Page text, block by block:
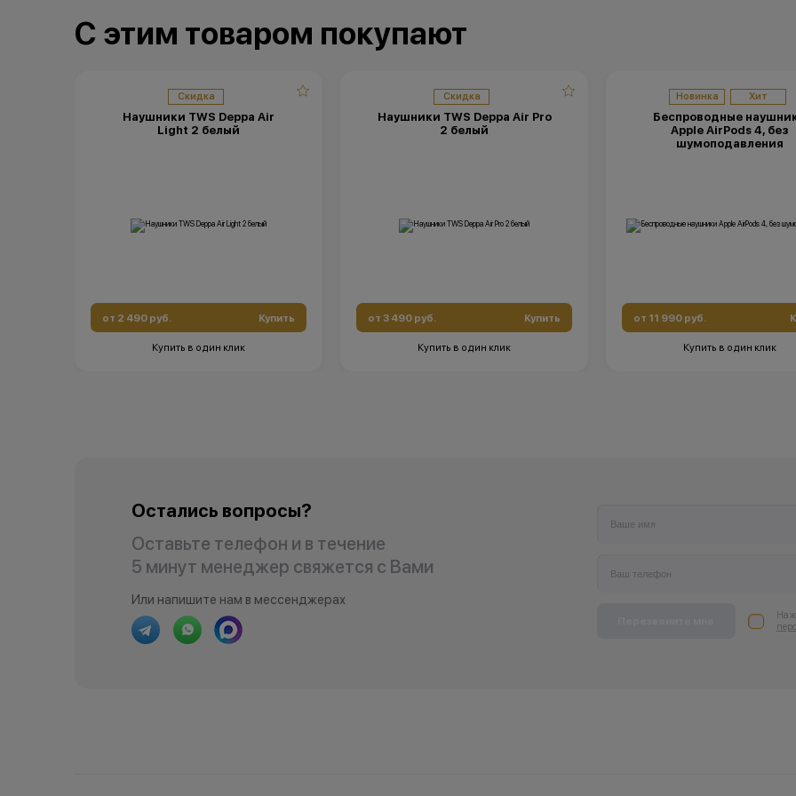
С этим товаром покупают
Скидка
Наушники TWS Deppa Air
Light 2 белый
от 2 490 руб. Купить
Купить в один клик
Скидка
Наушники TWS Deppa Air Pro
2 белый
от 3 490 руб. Купить
Купить в один клик
Новинка Хит
Беспроводные
Apple AirPods 4, без
шумоподавления
от 11 990 руб.
Купить в один клик
Остались вопросы?
Оставьте телефон и в течение
5 минут менеджер свяжется с Вами
Или напишите нам в мессенджерах